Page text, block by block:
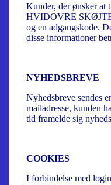
Kunder, der ønsker at
HVIDOVRE
og en adgangskode.
disse informationer
NYHEDSBREVE
Nyhedsbreve sendes
mailadresse, kunden
tid framelde sig
COOKIES
I forbindelse med